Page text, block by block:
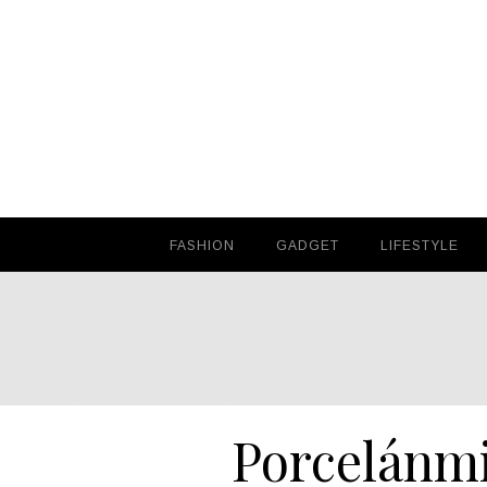
FASHION
FASHION GADGET
GADGET LIFESTYLE
LIFESTYLE